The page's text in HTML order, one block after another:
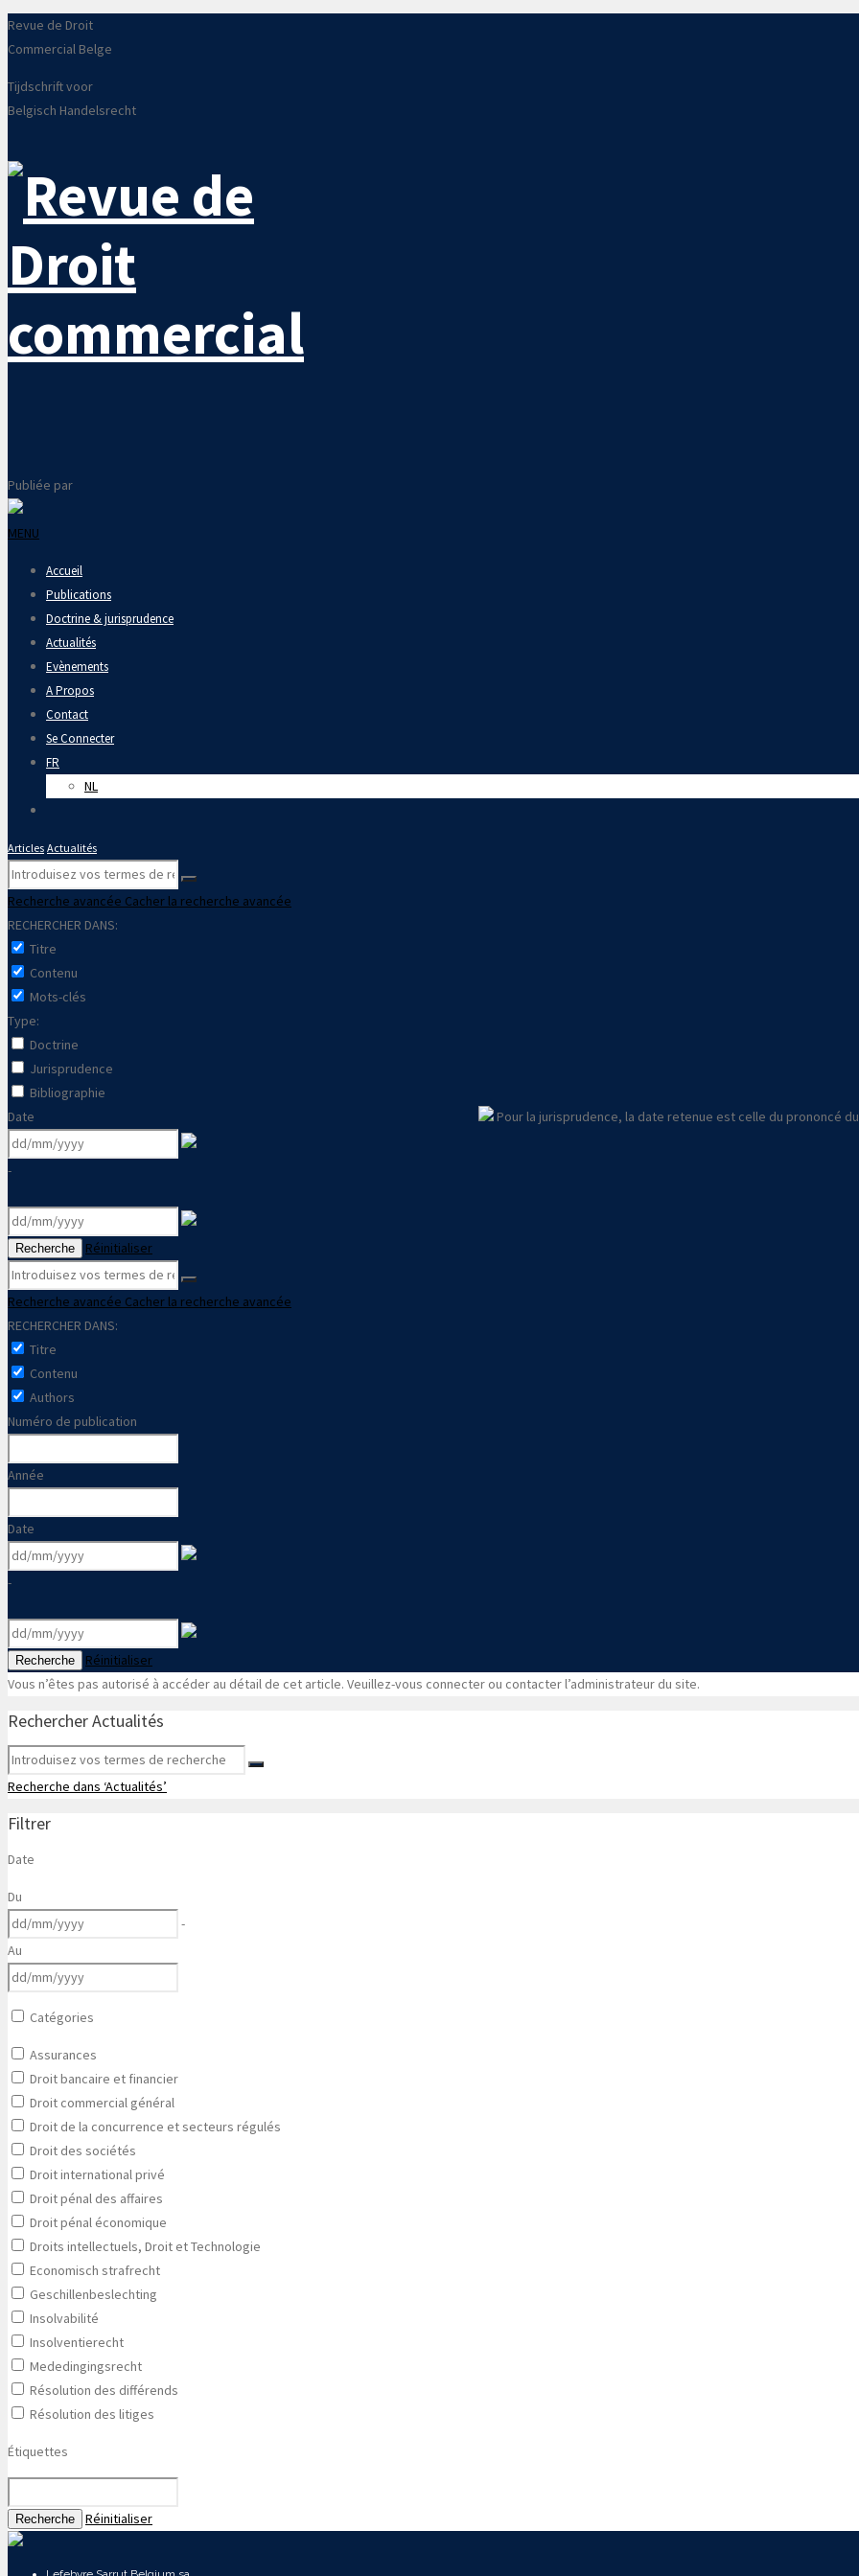
Revue de Droit
Commercial Belge
Tijdschrift voor
Belgisch Handelsrecht
Publiée par
MENU
Accueil
Publications
Doctrine & jurisprudence
Actualités
Evènements
A Propos
Contact
Se Connecter
FR
NL
Articles Actualités
Recherche avancée Cacher la recherche avancée
RECHERCHER DANS:
Titre
Contenu
Mots-clés
Type:
Doctrine
Jurisprudence
Bibliographie
Date
Pour la jurisprudence, la date retenue est celle du prononcé
-
Recherche Réinitialiser
Recherche avancée Cacher la recherche avancée
RECHERCHER DANS:
Titre
Contenu
Authors
Numéro de publication
Année
Date
-
Recherche
Réinitialiser
Vous n’êtes pas autorisé à accéder au détail de cet article. Veuillez-vous connecter ou contacter l’administrateur du site.
Rechercher Actualités
Recherche dans ‘Actualités’
Filtrer
Date
Du
-
Au
Catégories
Assurances
Droit bancaire et financier
Droit commercial général
Droit de la concurrence et secteurs régulés
Droit des sociétés
Droit international privé
Droit pénal des affaires
Droit pénal économique
Droits intellectuels, Droit et Technologie
Economisch strafrecht
Geschillenbeslechting
Insolvabilité
Insolventierecht
Mededingingsrecht
Résolution des différends
Résolution des litiges
Étiquettes
Recherche Réinitialiser